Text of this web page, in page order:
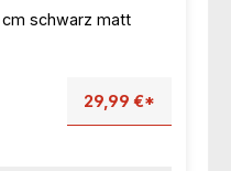
cm schwarz matt
29,99 €*